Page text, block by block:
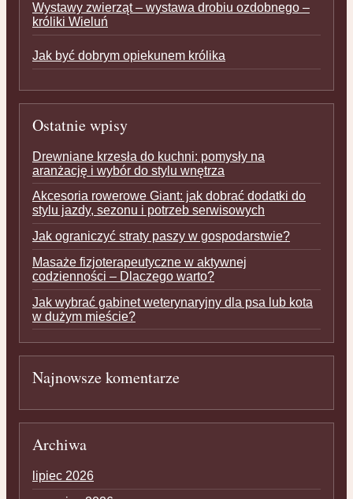
Wystawy zwierząt – wystawa drobiu ozdobnego –
króliki Wieluń
Jak być dobrym opiekunem królika
Ostatnie wpisy
Drewniane krzesła do kuchni: pomysły na
aranżację i wybór do stylu wnętrza
Akcesoria rowerowe Giant: jak dobrać dodatki do
stylu jazdy, sezonu i potrzeb serwisowych
Jak ograniczyć straty paszy w gospodarstwie?
Masaże fizjoterapeutyczne w aktywnej
codzienności – Dlaczego warto?
Jak wybrać gabinet weterynaryjny dla psa lub kota
w dużym mieście?
Najnowsze komentarze
Archiwa
lipiec 2026